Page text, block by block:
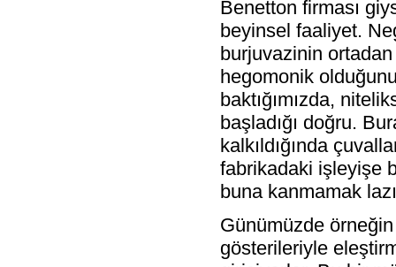
Benetton firması
beyinsel faaliyet.
burjuvazinin
hegomonik
baktığımızda,
başladığı doğru.
kalkıldığında
fabrikadaki işleyişe
buna kanmamak
Günümüzde
gösterileriyle